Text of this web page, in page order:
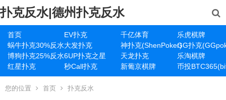
扑克反水|德州扑克反水
首页 EV扑克 千亿体育
乐虎棋牌
蜗牛扑克30%反水大发扑克 神扑克(ShenPoker)GG扑克
博狗扑克25%反水6UP扑克之星 天龙扑克
乐淘棋牌
红星扑克
秒Call扑克 新葡京棋牌 币投
您的位置 首页 扑克反水